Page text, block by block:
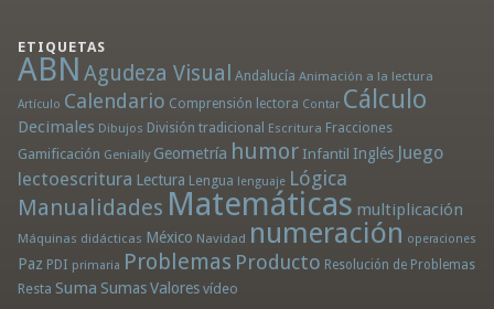
ETIQUETAS
ABN Agudeza Visual Andalucía Animación a la lectura
Artículo Calendario Comprensión lectora Contar Cálculo
Decimales Dibujos División tradicional Escritura Fracciones
Gamificación Genially Geometría humor Infantil Inglés Juego
lectoescritura Lectura Lengua lenguaje Lógica
Manualidades Matemáticas multiplicación
Máquinas didácticas México Navidad numeración operaciones
Paz PDI primaria Problemas Producto Resolución de Problemas
Resta Suma Sumas Valores vídeo